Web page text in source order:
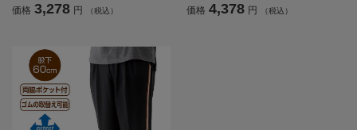
価格 3,278 円 （税込）
り換え可能／ギフト／プレゼント
価格 4,378 円 （税込）